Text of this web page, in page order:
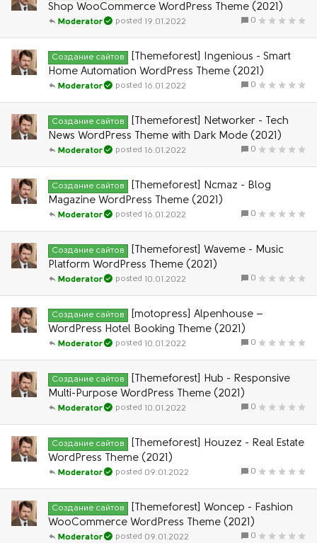
Shop WooCommerce WordPress Theme (2021)
0
19.01.2022
Moderator
Создание сайтов
[Themeforest] Ingenious - Smart
Home Automation WordPress Theme (2021)
0
16.01.2022
Moderator
Создание сайтов
[Themeforest] Networker - Tech
News WordPress Theme with Dark Mode (2021)
0
16.01.2022
Moderator
Создание сайтов
[Themeforest] Ncmaz - Blog
Magazine WordPress Theme (2021)
0
16.01.2022
Moderator
Создание сайтов
[Themeforest] Waveme - Music
Platform WordPress Theme (2021)
0
10.01.2022
Moderator
Создание сайтов
[motopress] Alpenhouse –
WordPress Hotel Booking Theme (2021)
0
10.01.2022
Moderator
Создание сайтов
[Themeforest] Hub - Responsive
Multi-Purpose WordPress Theme (2021)
0
10.01.2022
Moderator
Создание сайтов
[Themeforest] Houzez - Real Estate
WordPress Theme (2021)
0
09.01.2022
Moderator
Создание сайтов
[Themeforest] Woncep - Fashion
WooCommerce WordPress Theme (2021)
0
09.01.2022
Moderator